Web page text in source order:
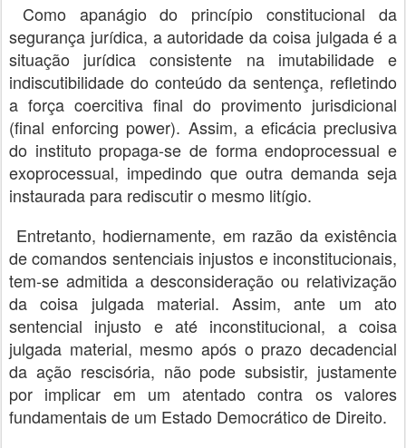
Como apanágio do princípio constitucional da
segurança jurídica, a autoridade da coisa julgada é a
situação jurídica consistente na imutabilidade e
indiscutibilidade do conteúdo da sentença, refletindo
a força coercitiva final do provimento jurisdicional
(final enforcing power). Assim, a eficácia preclusiva
do instituto propaga-se de forma endoprocessual e
exoprocessual, impedindo que outra demanda seja
instaurada para rediscutir o mesmo litígio.
Entretanto, hodiernamente, em razão da existência
de comandos sentenciais injustos e inconstitucionais,
tem-se admitida a desconsideração ou relativização
da coisa julgada material. Assim, ante um ato
sentencial injusto e até inconstitucional, a coisa
julgada material, mesmo após o prazo decadencial
da ação rescisória, não pode subsistir, justamente
por implicar em um atentado contra os valores
fundamentais de um Estado Democrático de Direito.